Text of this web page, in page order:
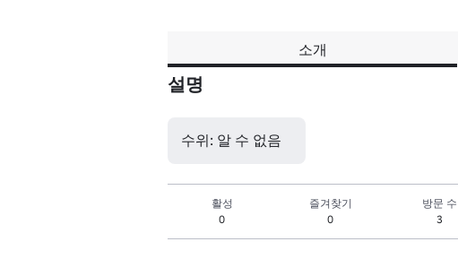
소개
설명
수위: 알 수 없음
활성
0
즐겨찾기
0
방문 수
3